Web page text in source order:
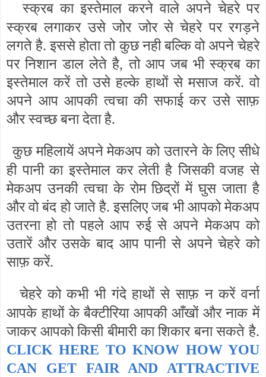
स्क्रब का इस्तेमाल करने वाले अपने चेहरे पर
स्क्रब लगाकर उसे जोर जोर से चेहरे पर रगड़ने
लगते है. इससे होता तो कुछ नही बल्कि वो अपने चेहरे
पर निशान डाल लेते है, तो आप जब भी स्क्रब का
इस्तेमाल करें तो उसे हल्के हाथों से मसाज करें. वो
अपने आप आपकी त्वचा की सफाई कर उसे साफ़
और स्वच्छ बना देता है.
कुछ महिलायें अपने मेकअप को उतारने के लिए सीधे
ही पानी का इस्तेमाल कर लेती है जिसकी वजह से
मेकअप उनकी त्वचा के रोम छिद्रों में घुस जाता है
और वो बंद हो जाते है. इसलिए जब भी आपको मेकअप
उतरना हो तो पहले आप रुई से अपने मेकअप को
उतारें और उसके बाद आप पानी से अपने चेहरे को
साफ़ करें.
चेहरे को कभी भी गंदे हाथों से साफ़ न करें वर्ना
आपके हाथों के बैक्टीरिया आपकी आँखों और नाक में
जाकर आपको किसी बीमारी का शिकार बना सकते है.
CLICK HERE TO KNOW HOW YOU
CAN GET FAIR AND ATTRACTIVE